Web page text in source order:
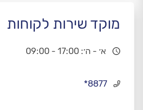
מוקד שירות לקוחות
א׳ - ה׳: 17:00 - 09:00
*8877